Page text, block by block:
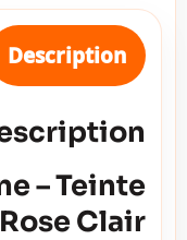
Description
– Teinte
Clair